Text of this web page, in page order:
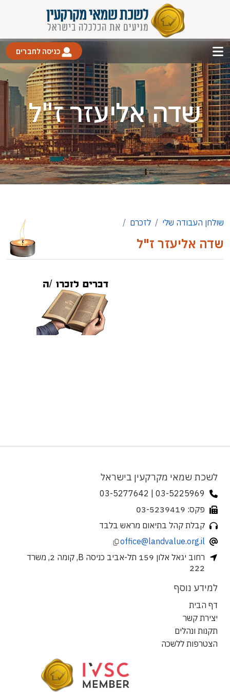
כניסה לחברים
שדה אליעזר ז"ל
שולחן העבודה שלי לזכרם
שדה אליעזר ז"ל
לשכת שמאי מקרקעין בישראל
03-5225969 | 03-5277642
פקס: 03-5239419
קבלת קהל בתיאום מראש בלבד
office@landvalue.org.il
רחוב יגאל אלון 159 תל-אביב כניסה B, קומה 2, משרד
222
למידע נוסף
דף הבית
יצירת קשר
תקנות ונהלים
הצטרפות ללשכה